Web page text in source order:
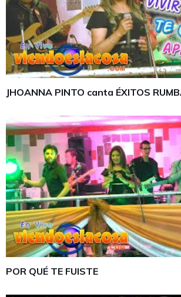
JHOANNA PINTO canta ÉXITOS
POR QUÉ TE FUISTE